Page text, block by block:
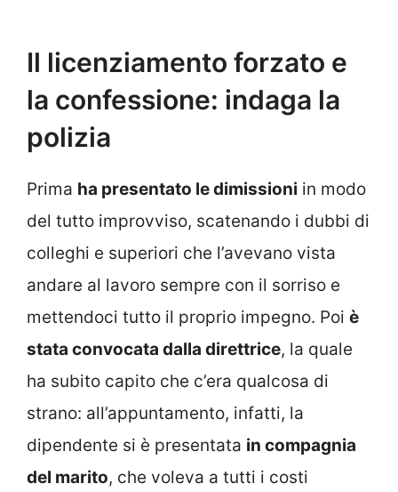
Il licenziamento forzato e
la confessione: indaga la
polizia
Prima ha presentato le dimissioni in modo
del tutto improvviso, scatenando i dubbi di
colleghi e superiori che l’avevano vista
andare al lavoro sempre con il sorriso e
mettendoci tutto il proprio impegno. Poi è
stata convocata dalla direttrice, la quale
ha subito capito che c’era qualcosa di
strano: all’appuntamento, infatti, la
dipendente si è presentata in compagnia
del marito, che voleva a tutti i costi